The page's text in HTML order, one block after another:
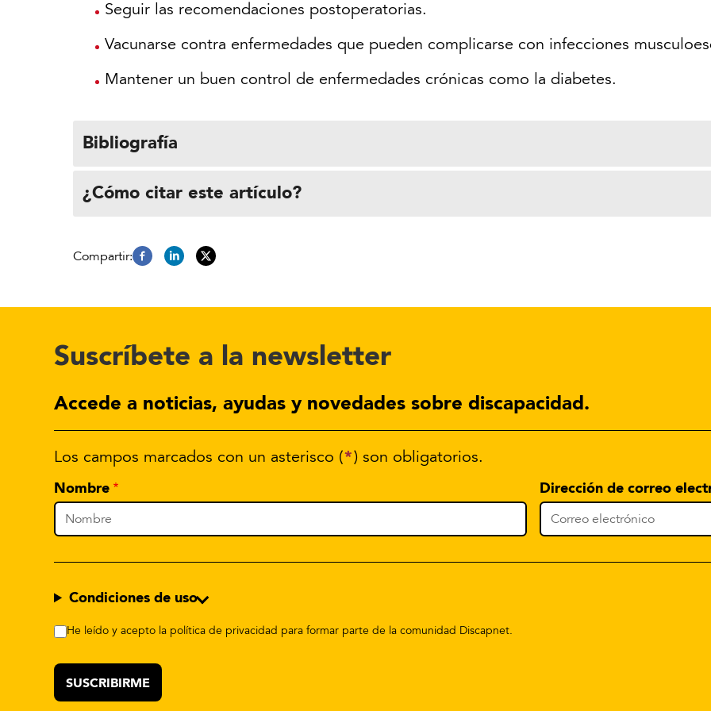
Seguir las recomendaciones postoperatorias.
Vacunarse contra enfermedades que pueden complicarse con infecciones
Mantener un buen control de enfermedades crónicas como la diabetes.
Bibliografía
¿Cómo citar este artículo?
Suscríbete a la newsletter
Accede a noticias, ayudas y novedades sobre discapacidad.
Los campos marcados con un asterisco (*) son obligatorios.
Nombre Dirección de correo
Condiciones de uso
He leído y acepto la política de privacidad para formar parte de la comunidad Discapnet.